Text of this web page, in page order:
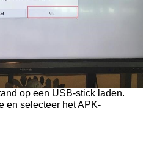
op een USB-stick laden.
en selecteer het APK-